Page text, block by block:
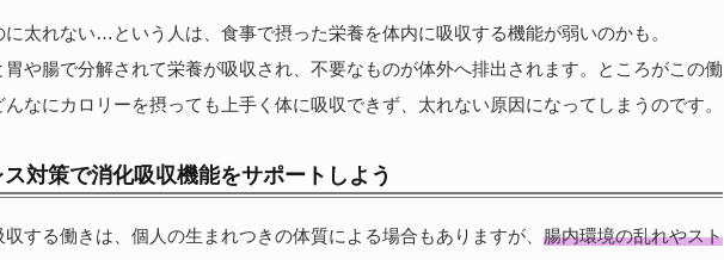
太れない…という人は、食事で摂った栄養を体内に吸収する機能が弱いのかも。
や腸で分解されて栄養が吸収され、不要なものが体外へ排出されます。ところがこの働
なにカロリーを摂っても上手く体に吸収できず、太れない原因になってしまうのです。
対策で消化吸収機能をサポートしよう
する働きは、個人の生まれつきの体質による場合もありますが、 腸内環境の乱れやスト